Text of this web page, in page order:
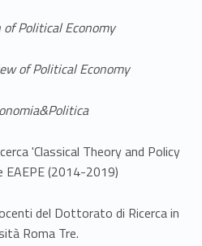
Political Economy
of Political Economy
'Classical Theory and Policy
EAEPE (2014-2019)
del Dottorato di Ricerca in
Roma Tre.